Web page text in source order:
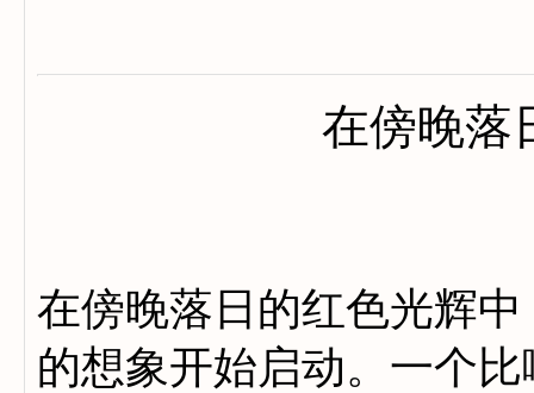
在傍晚落
在傍晚落日的红色光辉中
的想象开始启动。一个